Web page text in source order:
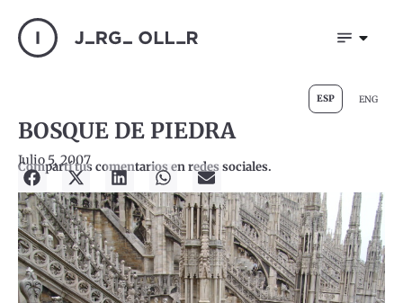
ESP ENG
BOSQUE DE PIEDRA
Julio 5, 2007
Compartí tus comentarios en redes sociales.